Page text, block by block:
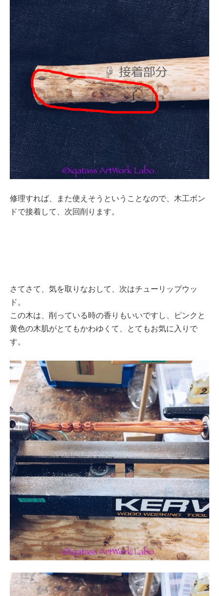
修理すれば、また使えそうということなので、木工ボン
ドで接着して、次回削ります。
さてさて、気を取りなおして、次はチューリップウッ
ド。
この木は、削っている時の香りもいいですし、ピンクと
黄色の木肌がとてもかわゆくて、とてもお気に入りで
す。